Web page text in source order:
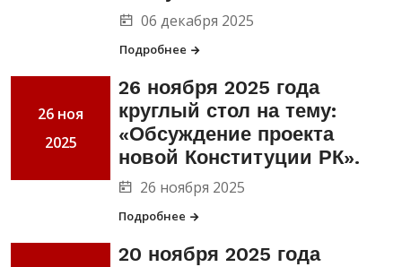
06 декабря 2025
Подробнее
26 ноя
2025
26 ноября 2025 года
круглый стол на тему:
«Обсуждение проекта
новой Конституции РК».
26 ноября 2025
Подробнее
20 ноября 2025 года